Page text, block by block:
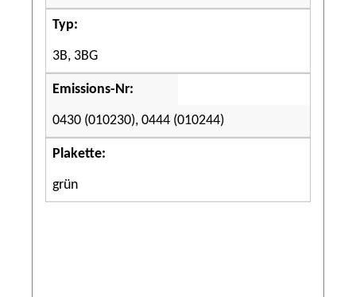
Typ:
3B, 3BG
Emissions-Nr:
0430 (010230), 0444 (010244)
Plakette:
grün